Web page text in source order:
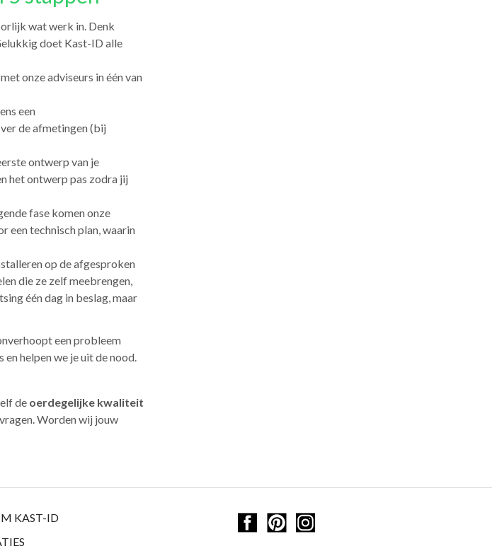
wat werk in. Denk
doet Kast-ID alle
onze adviseurs in één van
een
de afmetingen (bij
ontwerp van je
het ontwerp pas zodra jij
fase komen onze
een technisch plan, waarin
op de afgesproken
die ze zelf meebrengen,
één dag in beslag, maar
een probleem
helpen we je uit de nood.
de oerdegelijke kwaliteit
Worden wij jouw
KAST-ID